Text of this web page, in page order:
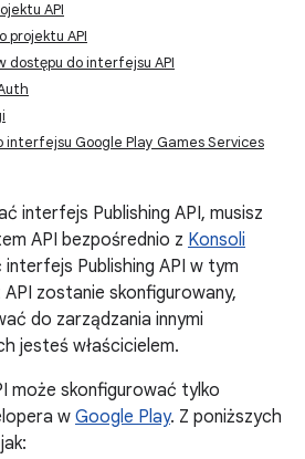
API
projektu API
dostępu do interfejsu API
interfejsu Google Play Games Services
interfejs Publishing API, musisz
API bezpośrednio z Konsoli
Publishing API w tym
zostanie skonfigurowany,
do zarządzania innymi
jesteś właścicielem.
może skonfigurować tylko
w Google Play. Z poniższych